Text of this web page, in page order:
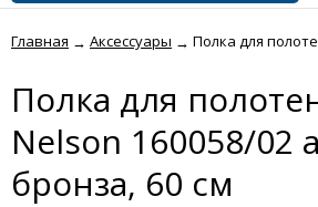
Главная → Аксессуары → Полка для
Полка для
Nelson 160058/02
бронза, 60 см